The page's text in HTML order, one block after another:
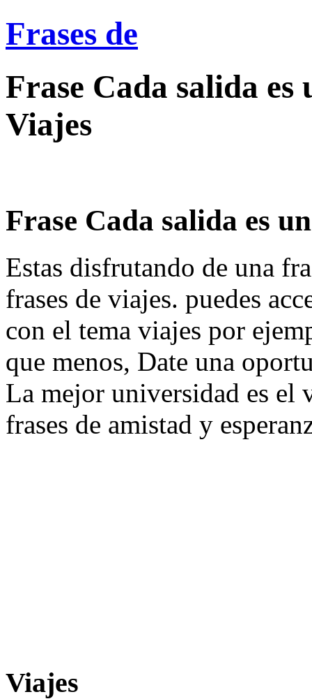
Frases de
Frase Cada salida
Viajes
Frase Cada salida es
Estas disfrutando de una
frases de viajes. puedes
con el tema viajes por
que menos, Date una
La mejor universidad es el
frases de amistad y
Viajes